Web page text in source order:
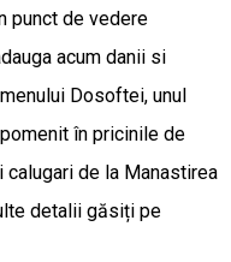
punct de vedere
acum danii si
Dosoftei, unul
în pricinile de
de la Manastirea
detalii găsiți pe